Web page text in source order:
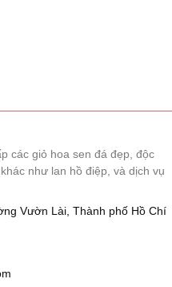
các giỏ hoa sen đá đẹp, độc
như lan hồ điệp, và dịch vụ
Vườn Lài, Thành phố Hồ Chí